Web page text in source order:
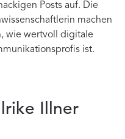
Posts auf. Die
machen
wie wertvoll digitale
ist.
Illner